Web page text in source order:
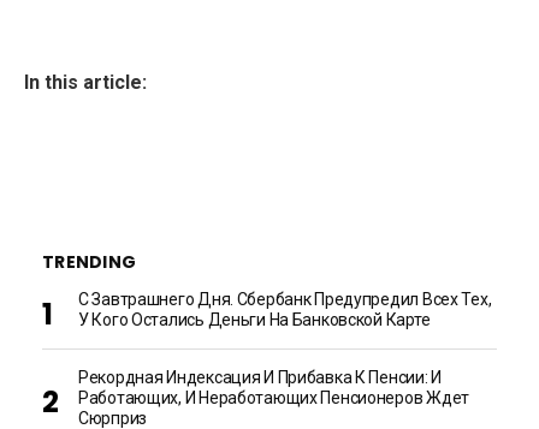
In this article:
TRENDING
С Завтрашнего Дня. Сбербанк Предупредил Всех Тех,
У Кого Остались Деньги На Банковской Карте
Рекордная Индексация И Прибавка К Пенсии: И
Работающих, И Неработающих Пенсионеров Ждет
Сюрприз